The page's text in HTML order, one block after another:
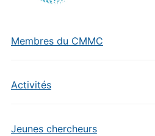
Membres du CMMC
Activités
Jeunes chercheurs